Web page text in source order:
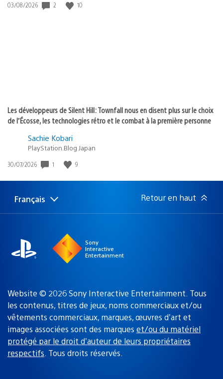
Date
03/08/2026 2 10
Les développeurs de Silent Hill: Townfall nous en disent plus sur le choix
de l’Écosse, les technologies rétro et le combat à la première personne
Sachie Kobari
PlayStation.Blog Japan
Date
publication
30/07/2026 1 9
Choisir
une
Région
actuelle
Français Retour en haut
Sony
Interactive
Entertainment
Website © 2026 Sony Interactive Entertainment. Tous
les contenus, titres de jeux, noms commerciaux et/ou
vêtements commerciaux, marques, œuvres d’art et
images associées sont des marques et/ou du matériel
protégé par le droit d’auteur de leurs propriétaires
respectifs. Tous droits réservés.